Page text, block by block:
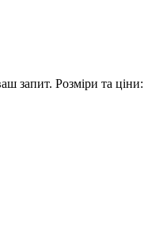
запит. Розміри та ціни: